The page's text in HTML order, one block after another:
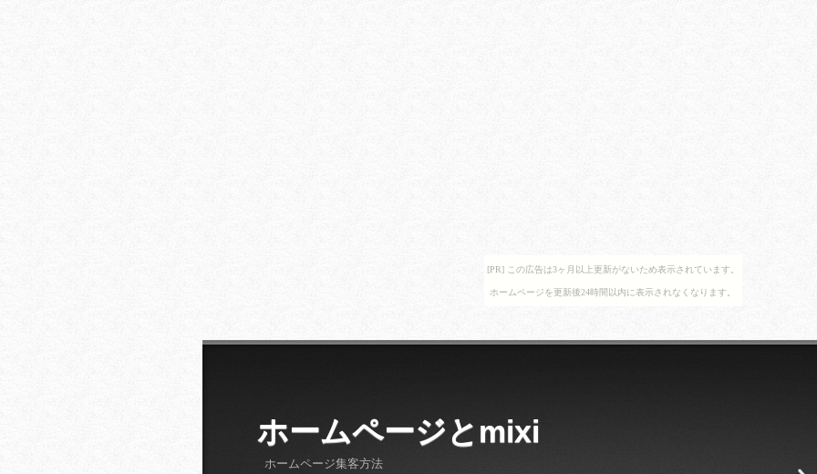
[PR] この広告は3ヶ月以上更新がないため表示されています。
ホームページを更新後24時間以内に表示されなくなります。
ホームページとmixi
ホームページ集客方法